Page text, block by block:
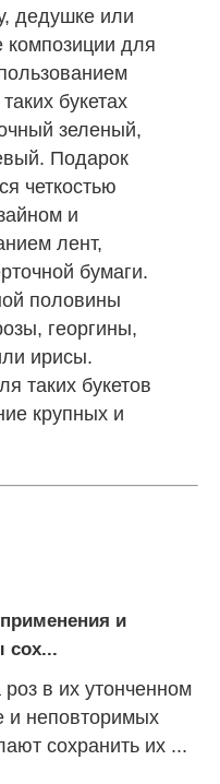
дедушке или
композиции для
букетах
зеленый,
Подарок
четкостью
и
лент,
бумаги.
половины
георгины,
ирисы.
таких букетов
крупных и
и
сох...
роз в их утонченном
и неповторимых
сохранить их ...